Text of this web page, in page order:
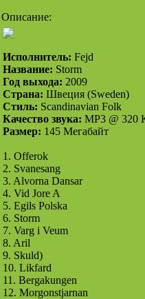
Описание:
Исполнитель: Fejd
Название: Storm
Год выхода: 2009
Страна: Швеция (Sweden)
Стиль: Scandinavian Folk
Качество звука: MP3 @ 320
Размер: 145 Мегабайт
1. Offerok
2. Svanesang
3. Alvorna Dansar
4. Vid Jore A
5. Egils Polska
6. Storm
7. Varg i Veum
8. Aril
9. Skuld)
10. Likfard
11. Bergakungen
12. Morgonstjarnan